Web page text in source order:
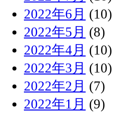
2022年6月 (10)
2022年5月 (8)
2022年4月 (10)
2022年3月 (10)
2022年2月 (7)
2022年1月 (9)